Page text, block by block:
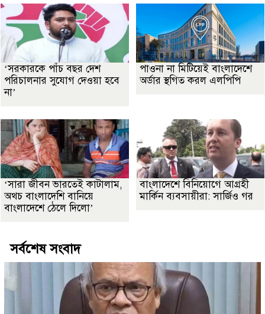
‘সরকারকে পাঁচ বছর দেশ
পরিচালনার সুযোগ দেওয়া হবে
না’
পাওনা না মিটিয়েই বাংলাদেশে
অর্ডার স্থগিত করল এলপিপি
‘সারা জীবন ভারতেই কাটালাম,
অথচ বাংলাদেশি বানিয়ে
বাংলাদেশে ঠেলে দিলো’
বাংলাদেশে বিনিয়োগে আগ্রহী
মার্কিন ব্যবসায়ীরা: সার্জিও গর
সর্বশেষ সংবাদ